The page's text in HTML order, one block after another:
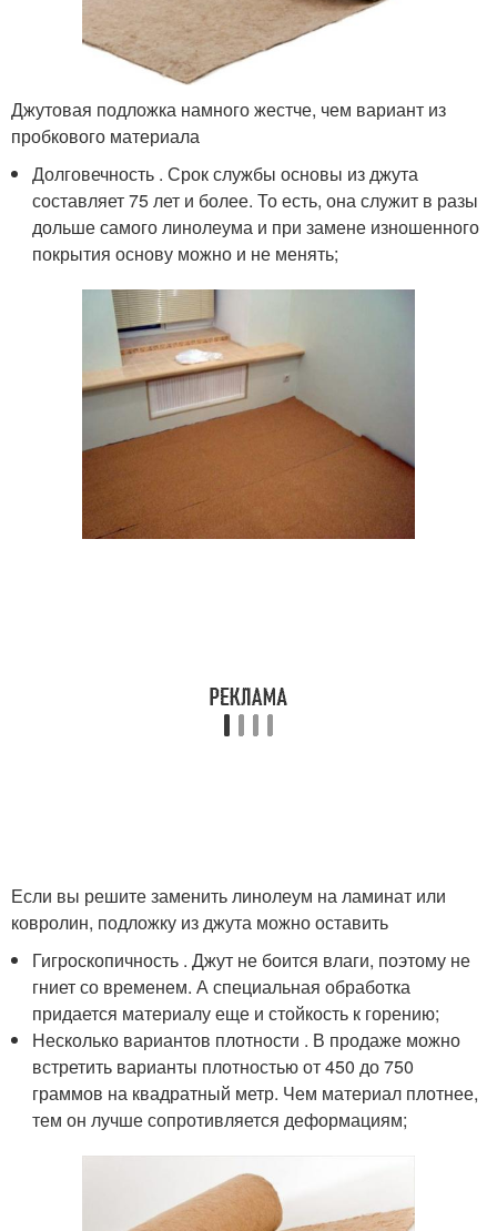
Джутовая подложка намного жестче, чем вариант из
пробкового материала
Долговечность . Срок службы основы из джута
составляет 75 лет и более. То есть, она служит в разы
дольше самого линолеума и при замене изношенного
покрытия основу можно и не менять;
Если вы решите заменить линолеум на ламинат или
ковролин, подложку из джута можно оставить
Гигроскопичность . Джут не боится влаги, поэтому не
гниет со временем. А специальная обработка
придается материалу еще и стойкость к горению;
Несколько вариантов плотности . В продаже можно
встретить варианты плотностью от 450 до 750
граммов на квадратный метр. Чем материал плотнее,
тем он лучше сопротивляется деформациям;